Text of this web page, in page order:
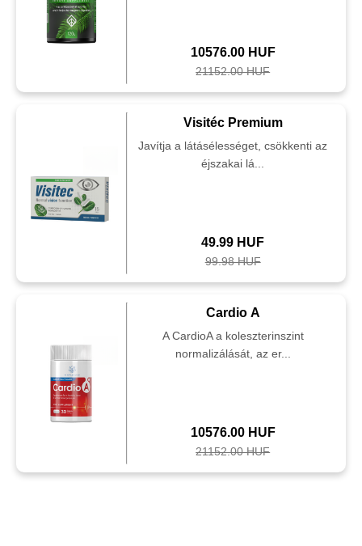
10576.00 HUF
21152.00 HUF
Visitéc Premium
Javítja a látásélességet, csökkenti az
éjszakai lá...
49.99 HUF
99.98 HUF
Cardio A
A CardioA a koleszterinszint
normalizálását, az er...
10576.00 HUF
21152.00 HUF